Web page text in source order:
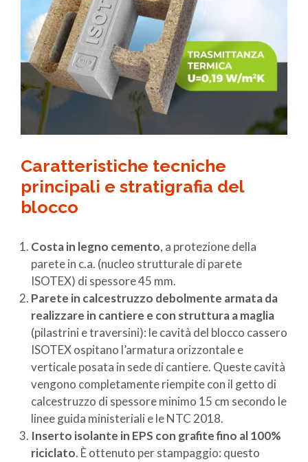
Caratteristiche tecniche
principali e stratigrafia del
blocco
Costa in legno cemento, a protezione della
parete in c.a. (nucleo strutturale di parete
ISOTEX) di spessore 45 mm.
Parete in calcestruzzo debolmente armata da
realizzare in cantiere e con struttura a maglia
(pilastrini e traversini): le cavità del blocco cassero
ISOTEX ospitano l’armatura orizzontale e
verticale posata in sede di cantiere. Queste cavità
vengono completamente riempite con il getto di
calcestruzzo di spessore minimo 15 cm secondo le
linee guida ministeriali e le NTC 2018.
Inserto isolante in EPS con grafite fino al 100%
riciclato. È ottenuto per stampaggio: questo